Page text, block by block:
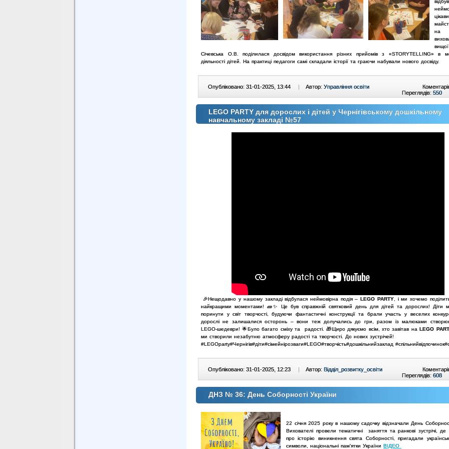
Січевська О.В. поділилася
досвідом використання різних прийомів з «STORYTELLING» в
діяльності дітей. На практиці педагоги самі складали історії та граючи набували нового досвіду.
Опубліковано: 31-01-2025, 13:44 | Автор: Управління освіти
Переглядів: 550
LEGO PARTY для дорослих і дітей у Чернігівському дошкільному
навчальному закладі №57
🎉Нещодавно у нашому закладі відбулася неймовірна подія –LEGO PARTY, і ми хочемо
найкращими моментами! 🧱✨ Це був справжній святковий день для дітей та дорослих! Діти
поринути у світ творчості, будуючи фантастичні конструкції та брали участь у веселих
дорослі не залишалися осторонь – вони теж долучались до гри, разом із малюками
LEGO-шедеври! 🌟Було багато сміху та радості. 🎁Щиро дякуємо всім, хто завітав наLEGO
ми створили незабутню атмосферу радості та творчості. До нових зустрічей!
#LEGOparty#Чернігів#діти#сімейнірозваги#LEGO#творчість#дошкільнийзаклад
Опубліковано: 31-01-2025, 12:23 | Автор: Відділ_розвитку_освіти
Переглядів: 608
ДНЗ № 36: День Соборності України
22 січня 2025 року в нашому садочку відзначали День
Вихователі провели тематичні заняття та ранкові зустрічі, де
про історію виникнення свята Соборності, пригадали
символи, національні пам'ятки України ВІДЕО